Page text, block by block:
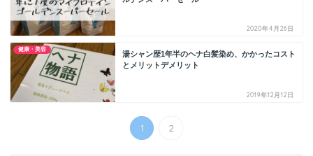
2020年4月26日
健康・美容
湯シャン歴1年半のヘナ白髪染め、かかったコスト
とメリットデメリット
2019年12月12日
1 2